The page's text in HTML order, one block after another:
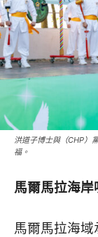
洪道子博士與（CHP）
福。
馬爾馬拉海
馬爾馬拉海